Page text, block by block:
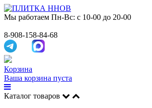
Мы работаем Пн-Вс: с 10-00 до 20-00
8-908-158-84-68
Корзина
Ваша корзина пуста
Каталог товаров